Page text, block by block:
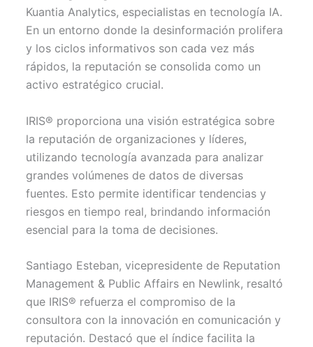
Kuantia Analytics, especialistas en tecnología IA.
En un entorno donde la desinformación prolifera
y los ciclos informativos son cada vez más
rápidos, la reputación se consolida como un
activo estratégico crucial.
IRIS® proporciona una visión estratégica sobre
la reputación de organizaciones y líderes,
utilizando tecnología avanzada para analizar
grandes volúmenes de datos de diversas
fuentes. Esto permite identificar tendencias y
riesgos en tiempo real, brindando información
esencial para la toma de decisiones.
Santiago Esteban, vicepresidente de Reputation
Management & Public Affairs en Newlink, resaltó
que IRIS® refuerza el compromiso de la
consultora con la innovación en comunicación y
reputación. Destacó que el índice facilita la